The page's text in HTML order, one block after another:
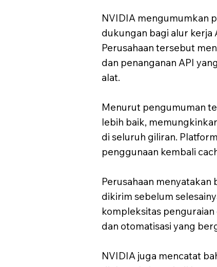
NVIDIA mengumumkan
dukungan bagi alur kerja
Perusahaan tersebut
dan penanganan API
alat.
Menurut pengumuman
lebih baik,
di seluruh giliran.
penggunaan kembali
Perusahaan
dikirim sebelum
kompleksitas
dan otomatisasi yang
NVIDIA juga mencatat